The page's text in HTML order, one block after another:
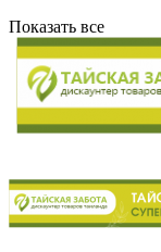
Показать все